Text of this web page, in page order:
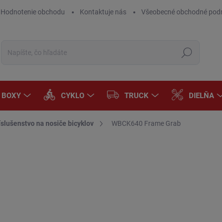
Hodnotenie obchodu Kontaktuje nás Všeobecné obchodné
Hľadať
BOXY CYKLO TRUCK DIELŇA
na nosiče bicyklov WBCK640 Frame Grab